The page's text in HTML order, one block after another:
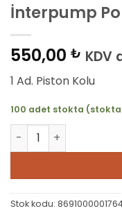
İnterpump
550,00 ₺ KDV
1 Ad. Piston Kolu
100 adet stokta
İnterpump Pompa
Stok kodu: